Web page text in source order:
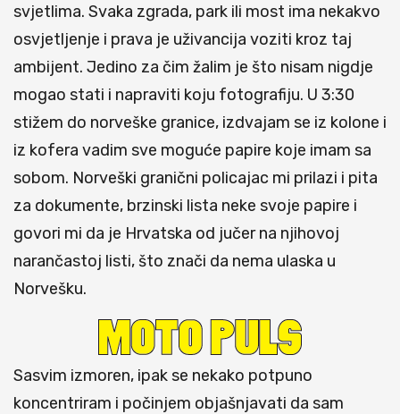
svjetlima. Svaka zgrada, park ili most ima nekakvo
osvjetljenje i prava je uživancija voziti kroz taj
ambijent. Jedino za čim žalim je što nisam nigdje
mogao stati i napraviti koju fotografiju. U 3:30
stižem do norveške granice, izdvajam se iz kolone i
iz kofera vadim sve moguće papire koje imam sa
sobom. Norveški granični policajac mi prilazi i pita
za dokumente, brzinski lista neke svoje papire i
govori mi da je Hrvatska od jučer na njihovoj
narančastoj listi, što znači da nema ulaska u
Norvešku.
Sasvim izmoren, ipak se nekako potpuno
koncentriram i počinjem objašnjavati da sam